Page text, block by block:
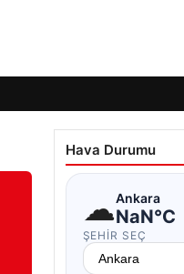
Hava Durumu
☁Ankara
NaN°C
ŞEHIR SEÇ